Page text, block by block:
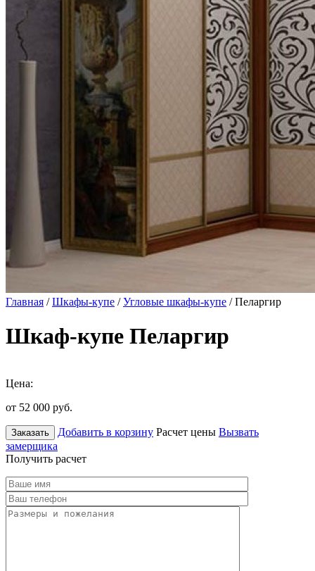
Главная /Шкафы-купе /Угловые шкафы-купе / Пеларгир
Шкаф-купе Пеларгир
Цена:
от 52 000 руб.
Заказать Добавить в корзину Расчет цены Вызвать
замерщика
Получить расчет